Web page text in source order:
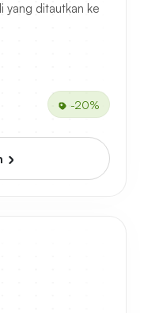
yang ditautkan ke
-20%